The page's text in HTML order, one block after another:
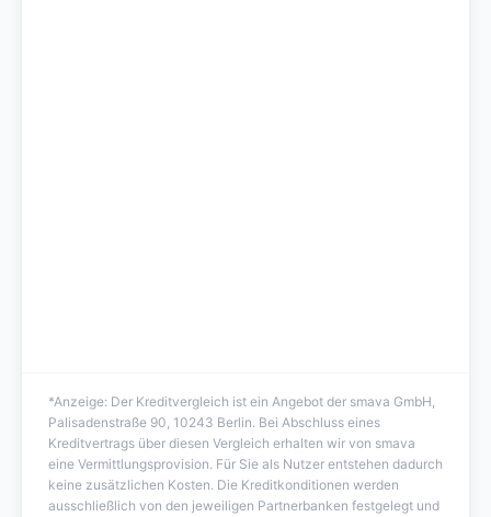
*Anzeige: Der Kreditvergleich ist ein Angebot der smava GmbH,
Palisadenstraße 90, 10243 Berlin. Bei Abschluss eines
Kreditvertrags über diesen Vergleich erhalten wir von smava
eine Vermittlungsprovision. Für Sie als Nutzer entstehen dadurch
keine zusätzlichen Kosten. Die Kreditkonditionen werden
ausschließlich von den jeweiligen Partnerbanken festgelegt und